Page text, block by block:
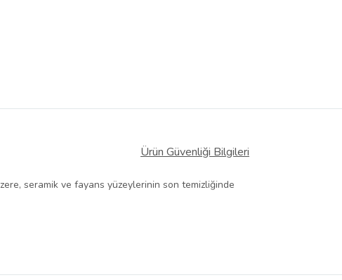
Ürün Güvenliği Bilgileri
seramik ve fayans yüzeylerinin son temizliğinde